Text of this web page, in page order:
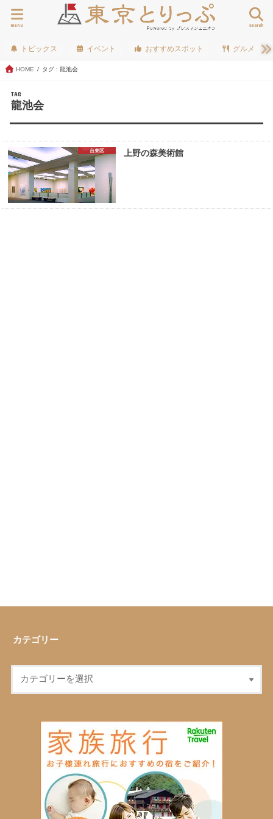
search
menu
トピックス イベント おすすめスポット グルメ
HOME タグ : 龍池会
TAG
龍池会
台東区 上野の森美術館
カテゴリー